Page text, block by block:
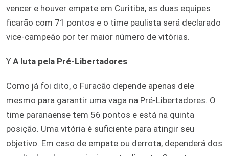
vencer e houver empate em Curitiba, as duas equipes
ficarão com 71 pontos e o time paulista será declarado
vice-campeão por ter maior número de vitórias.
ϒ A luta pela Pré-Libertadores
Como já foi dito, o Furacão depende apenas dele
mesmo para garantir uma vaga na Pré-Libertadores. O
time paranaense tem 56 pontos e está na quinta
posição. Uma vitória é suficiente para atingir seu
objetivo. Em caso de empate ou derrota, dependerá dos